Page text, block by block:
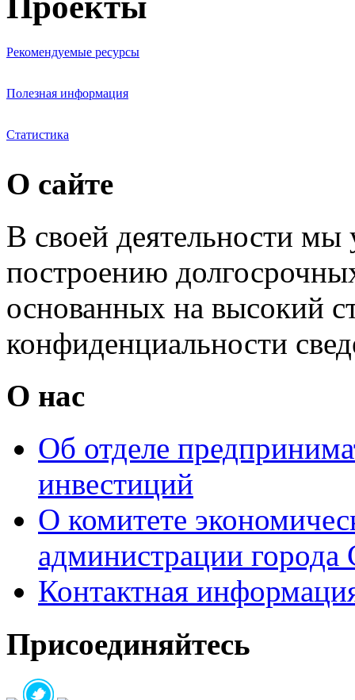
Рекомендуемые ресурсы
Полезная информация
Статистика
О сайте
В своей деятельности
построению
основанных на высокий
конфиденциальности
О нас
Об отделе
инвестиций
О комитете
администрации города
Контактная
Присоединяйтесь